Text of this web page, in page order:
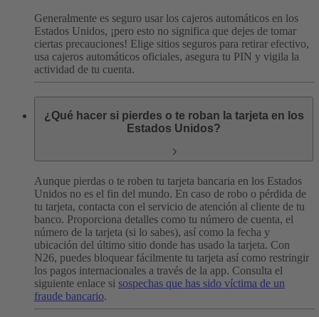
Generalmente es seguro usar los cajeros automáticos en los
Estados Unidos, ¡pero esto no significa que dejes de tomar
ciertas precauciones! Elige sitios seguros para retirar efectivo,
usa cajeros automáticos oficiales, asegura tu PIN y vigila la
actividad de tu cuenta.
¿Qué hacer si pierdes o te roban la tarjeta en los
Estados Unidos?
Aunque pierdas o te roben tu tarjeta bancaria en los Estados
Unidos no es el fin del mundo. En caso de robo o pérdida de
tu tarjeta, contacta con el servicio de atención al cliente de tu
banco. Proporciona detalles como tu número de cuenta, el
número de la tarjeta (si lo sabes), así como la fecha y
ubicación del último sitio donde has usado la tarjeta. Con
N26, puedes bloquear fácilmente tu tarjeta así como restringir
los pagos internacionales a través de la app. Consulta el
siguiente enlace si sospechas que has sido víctima de un
fraude bancario.